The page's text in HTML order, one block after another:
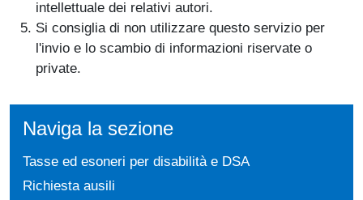
intellettuale dei relativi autori.
Si consiglia di non utilizzare questo servizio per
l'invio e lo scambio di informazioni riservate o
private.
Naviga la sezione
Tasse ed esoneri per disabilità e DSA
Richiesta ausili